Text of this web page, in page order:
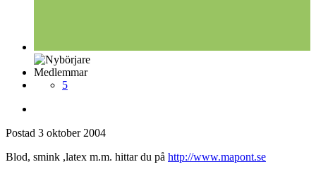
Medlemmar
5
Postad 3 oktober 2004
Blod, smink ,latex m.m. hittar du på http://www.mapont.se